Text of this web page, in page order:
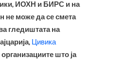
ИОХН и БИРС и на
не може да се смета
гледиштата на
Цивика
што ја